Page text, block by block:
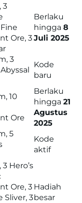
3
Ore, 3
Berlaku
hingga 8
Juli 2025
3
Kode
baru
10
Ore
Berlaku
hingga 21
Agustus
2025
5
Kode
aktif
Hero’s
Ore, 3
Sliver, 3
Hadiah
besar